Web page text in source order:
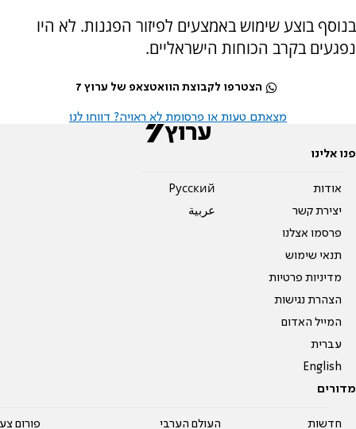
בנוסף בוצע שימוש באמצעים לפיזור הפגנות. לא היו
נפגעים בקרב הכוחות הישראליים.
הצטרפו לקבוצת הוואטצאפ של ערוץ 7
מצאתם טעות או פרסומת לא ראויה? דווחו לנו
פנו אלינו
אודות
יצירת קשר
פרסמו אצלנו
תנאי שימוש
מדיניות פרטיות
הצהרת נגישות
המייל האדום
עברית
English
Pусский
عربية
מדורים
חדשות העולם הערבי פורום